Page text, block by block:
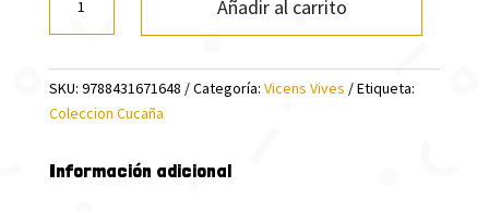
ESOPO
(CUCAÑA)
cantidad
Añadir al carrito
SKU: 9788431671648 Categoría: Vicens Vives
Etiqueta:
Coleccion Cucaña
Información adicional